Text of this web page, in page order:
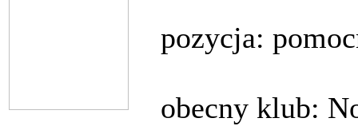
pozycja:
obecny klub: